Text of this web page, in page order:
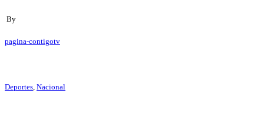
By
pagina-contigotv
Deportes Nacional